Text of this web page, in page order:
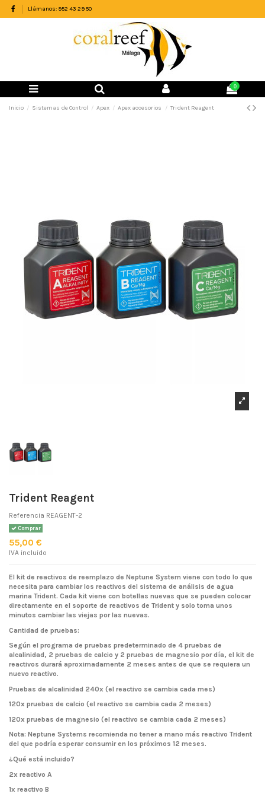
Llámanos: 952 43 29 50
0
Inicio Sistemas de Control Apex Apex accesorios Trident Reagent
Trident Reagent
Referencia REAGENT-2
Comprar
55,00 €
IVA incluido
El kit de reactivos de reemplazo de Neptune System viene con todo lo que
necesita para cambiar los reactivos del sistema de análisis de agua
marina Trident. Cada kit viene con botellas nuevas que se pueden colocar
directamente en el soporte de reactivos de Trident y solo toma unos
minutos cambiar las viejas por las nuevas.
Cantidad de pruebas:
Según el programa de pruebas predeterminado de 4 pruebas de
alcalinidad, 2 pruebas de calcio y 2 pruebas de magnesio por día, el kit de
reactivos durará aproximadamente 2 meses antes de que se requiera un
nuevo reactivo.
Pruebas de alcalinidad 240x (el reactivo se cambia cada mes)
120x pruebas de calcio (el reactivo se cambia cada 2 meses)
120x pruebas de magnesio (el reactivo se cambia cada 2 meses)
Nota: Neptune Systems recomienda no tener a mano más reactivo Trident
del que podría esperar consumir en los próximos 12 meses.
¿Qué está incluido?
2x reactivo A
1x reactivo B